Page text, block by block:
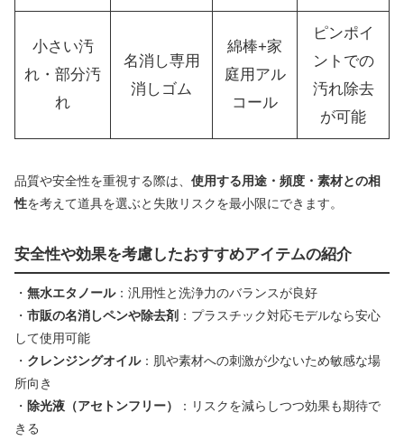
小さい汚
れ・部分汚
れ
名消し専用
消しゴム
綿棒+家
庭用アル
コール
ピンポイ
ントでの
汚れ除去
が可能
品質や安全性を重視する際は、 使用する用途・頻度・素材との相
性を考えて道具を選ぶと失敗リスクを最小限にできます。
安全性や効果を考慮したおすすめアイテムの紹介
・ 無水エタノール：汎用性と洗浄力のバランスが良好
・ 市販の名消しペンや除去剤 ：プラスチック対応モデルなら安心
して使用可能
・ クレンジングオイル：肌や素材への刺激が少ないため敏感な場
所向き
・ 除光液（アセトンフリー）
：リスクを減らしつつ効果も期待で
きる